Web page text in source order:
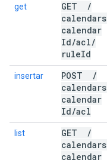
get GET
/
calendars
calendar
Id/acl/
ruleId
insertar POST
/
calendars
calendar
Id/acl
list GET
/
calendars
calendar